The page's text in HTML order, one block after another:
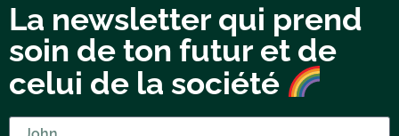
La newsletter qui prend
soin de ton futur et de
celui de la société